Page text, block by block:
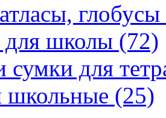
глобусы
школы (72)
сумки для
школьные (25)